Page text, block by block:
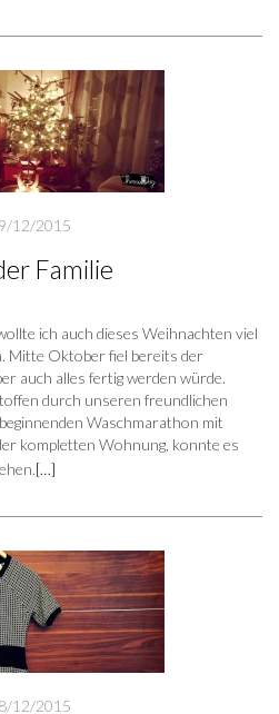
12/2015
Familie
ich auch dieses Weihnachten viel
Mitte Oktober fiel bereits der
auch alles fertig werden würde.
durch unseren freundlichen
Waschmarathon mit
kompletten Wohnung, konnte es
[…]
12/2015